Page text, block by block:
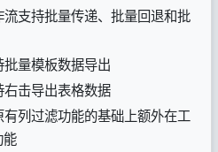
支持批量传递、批量回退和批
量模板数据导出
击导出表格数据
列过滤功能的基础上额外在工